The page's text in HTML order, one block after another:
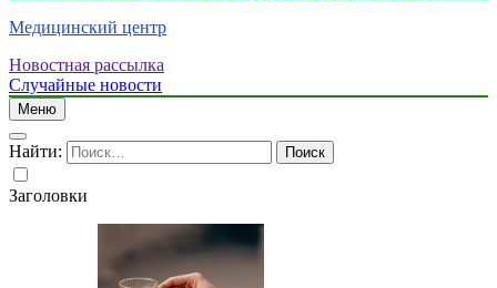
Медицинский центр
Новостная рассылка
Случайные новости
Меню
Найти:
Заголовки